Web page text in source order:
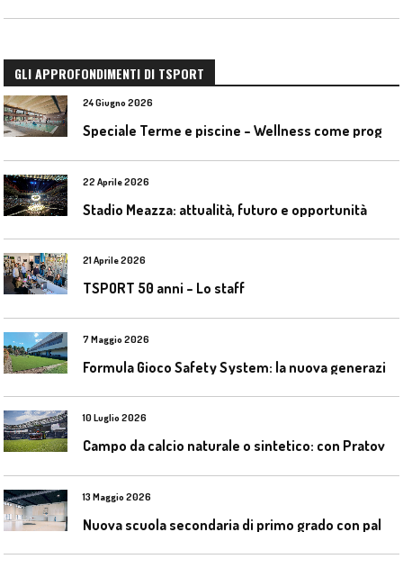
GLI APPROFONDIMENTI DI TSPORT
24 Giugno 2026
22 Aprile 2026
Stadio Meazza: attualità, futuro e opportunità
21 Aprile 2026
TSPORT 50 anni – Lo staff
7 Maggio 2026
10 Luglio 2026
13 Maggio 2026